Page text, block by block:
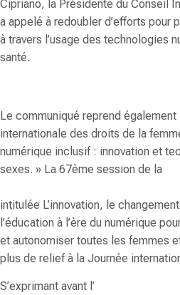
Cipriano, la Présidente du Conseil
a appelé à redoubler d’efforts pour
à travers l’usage des technologies
santé.
Le communiqué reprend
internationale des droits de la
numérique inclusif : innovation et
sexes. » La 67ème session de la
intitulée L’innovation, le
l’éducation à l’ère du numérique
et autonomiser toutes les femmes
plus de relief à la Journée
S’exprimant avant l’